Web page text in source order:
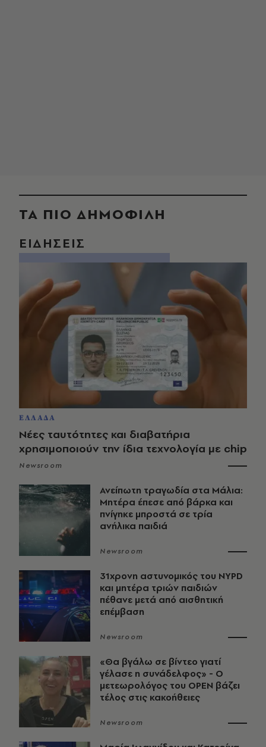
ΤΑ ΠΙΟ ΔΗΜΟΦΙΛΗ
ΕΙΔΗΣΕΙΣ
ΕΛΛΑΔΑ
Νέες ταυτότητες και διαβατήρια
χρησιμοποιούν την ίδια τεχνολογία με chip
Newsroom
Ανείπωτη τραγωδία στα Μάλια:
Μητέρα έπεσε από βάρκα και
πνίγηκε μπροστά σε τρία
ανήλικα παιδιά
Newsroom
31χρονη αστυνομικός του NYPD
και μητέρα τριών παιδιών
πέθανε μετά από αισθητική
επέμβαση
Newsroom
«Θα βγάλω σε βίντεο γιατί
γέλασε η συνάδελφος» - Ο
μετεωρολόγος του OPEN βάζει
τέλος στις κακοήθειες
Newsroom